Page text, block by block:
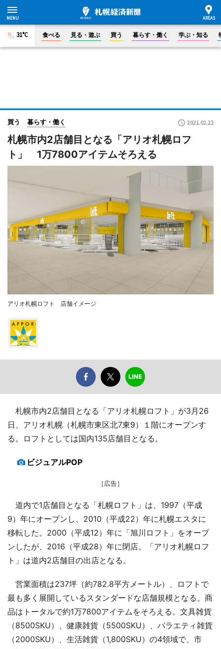
31°C 食べる 見る・遊ぶ 買う 暮らす・働く 学ぶ・知る
買う 暮らす・働く 2021.02.22
札幌市内2店舗目となる「アリオ札幌ロフ
ト」 1万7800アイテムそろえる
アリオ札幌ロフト 店舗イメージ
札幌市内2店舗目となる「アリオ札幌ロフト」が3月26
日、アリオ札幌（札幌市東区北7東9）１階にオープンす
る。ロフトとしては国内135店舗目となる。
ビジュアルPOP
［広告］
道内で1店舗目となる「札幌ロフト」は、1997（平成
9）年にオープンし、2010（平成22）年に札幌エスタに
移転した。2000（平成12）年に「旭川ロフト」をオープ
ンしたが、2016（平成28）年に閉店。「アリオ札幌ロフ
ト」は道内2店舗目の出店となる。
営業面積は237坪（約782.8平方メートル）、ロフトで
最も多く展開しているスタンダードな店舗規模となる。商
品はトータルで約1万7800アイテムをそろえる。文具雑貨
（8500SKU）、健康雑貨（5500SKU）、バラエティ雑貨
（2000SKU）、生活雑貨（1,800SKU）の4領域で、市